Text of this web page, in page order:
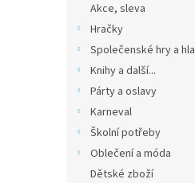
Akce, sleva
Hračky
Společenské hry a
Knihy a další...
Párty a oslavy
Karneval
Školní potřeby
Oblečení a móda
Dětské zboží